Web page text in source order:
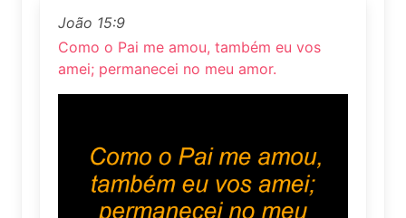
João 15:9
Como o Pai me amou, também eu vos
amei; permanecei no meu amor.